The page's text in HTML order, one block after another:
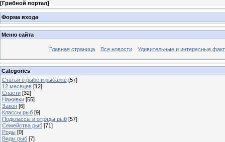
[Грибной портал]
Форма входа
Меню сайта
Главная страница Все новости Удивительные и интересные
Categories
Статьи о рыбе и рыбалке [57]
12 месяцев [12]
Снасти [32]
Наживки [55]
Закон [6]
Классы рыб [9]
Подклассы и отряды рыб [57]
Семейства рыб [71]
Роды [0]
Виды рыб [7]